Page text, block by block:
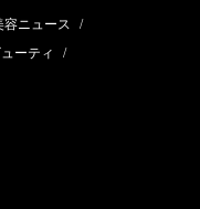
容ニュース /
ーティ /